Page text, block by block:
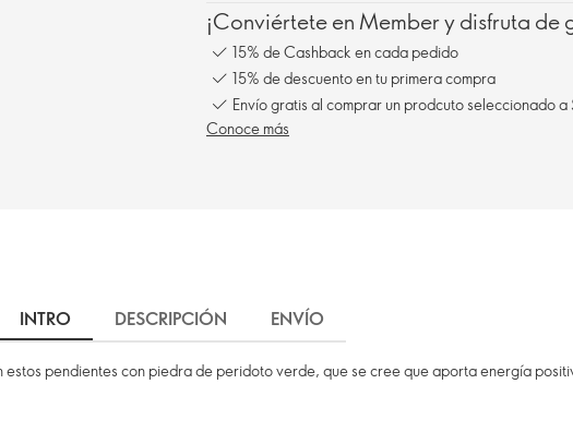
¡Conviértete en Member y disfruta de
15% de Cashback en cada pedido
15% de descuento en tu primera compra
Envío gratis al comprar un prodcuto
Conoce más
INTRO DESCRIPCIÓN ENVÍO
estos pendientes con piedra de peridoto verde, que se cree que aporta energía